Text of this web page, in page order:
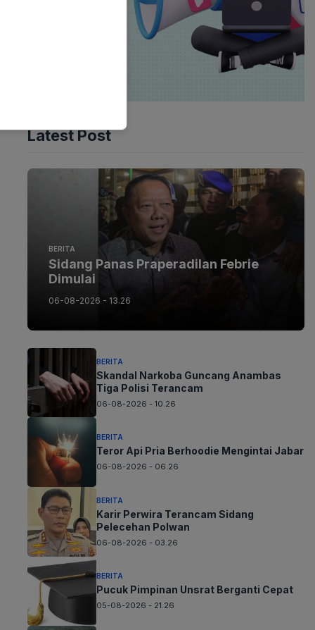
Latest Post
BERITA
Sidang Panas Praperadilan Febrie
Dimulai
06-08-2026 - 13.26
BERITA
Skandal Narkoba Guncang Anambas
Tiga Polisi Terancam
06-08-2026 - 10.26
BERITA
Teror Api Pria Berhoodie Mengintai Jabar
06-08-2026 - 06.26
BERITA
Karir Perwira Terancam Sidang
Pelecehan Polwan
06-08-2026 - 03.26
BERITA
Pucuk Pimpinan Unsrat Berganti Cepat
05-08-2026 - 21.26